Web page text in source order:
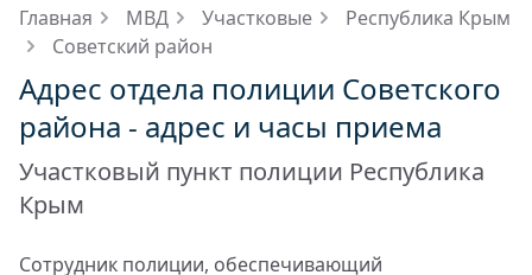
Главная МВД Участковые
Республика Крым
Советский район
Адрес отдела полиции Советского
района - адрес и часы приема
Участковый пункт полиции Республика
Крым
Сотрудник полиции, обеспечивающий